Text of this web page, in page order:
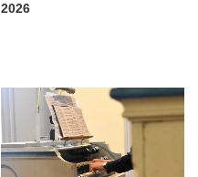
2026